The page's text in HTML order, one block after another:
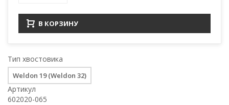
В КОРЗИНУ
Тип хвостовика
Weldon 19 (Weldon 32)
Артикул
602020-065